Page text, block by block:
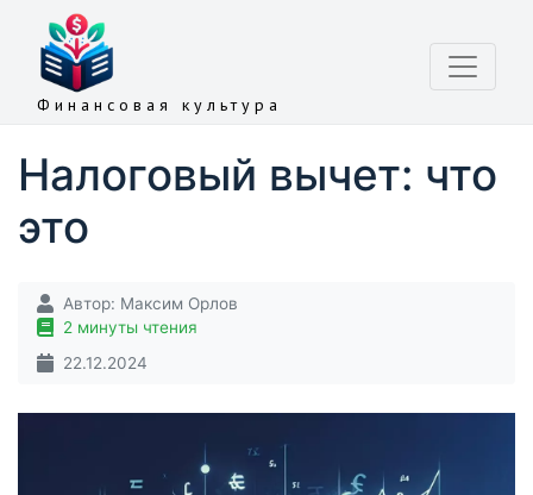
Финансовая культура
Налоговый вычет: что
это
Автор: Максим Орлов
2 минуты чтения
22.12.2024